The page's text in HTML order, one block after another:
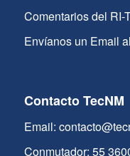
Comentarios del RI-
Envíanos un Email
Contacto TecNM
Email:
Conmutador: 55